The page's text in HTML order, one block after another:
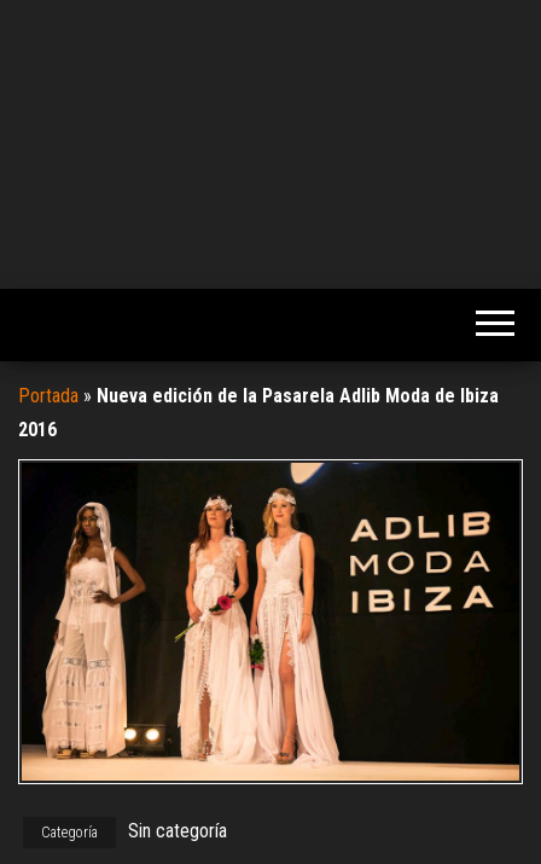
Portada » Nueva edición de la Pasarela Adlib Moda de Ibiza
2016
Categoría Sin categoría